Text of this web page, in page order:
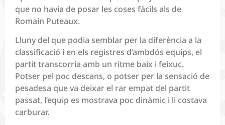
que no havia de posar les coses fàcils als de
Romain Puteaux.
Lluny del que podia semblar per la diferència a la
classificació i en els registres d’ambdós equips, el
partit transcorria amb un ritme baix i feixuc.
Potser pel poc descans, o potser per la sensació de
pesadesa que va deixar el rar empat del partit
passat, l’equip es mostrava poc dinàmic i li costava
carburar.